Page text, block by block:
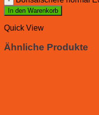
In den Warenkorb
Quick View
Ähnliche Produkte